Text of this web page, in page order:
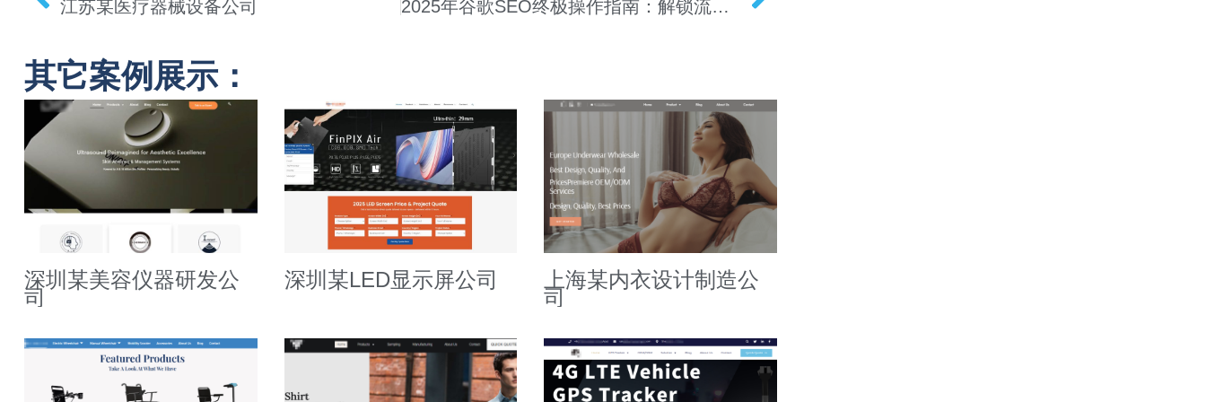
江苏某医疗器械设备公司 2025年谷歌SEO终极操作指南：解锁流量密码
其它案例展示：
深圳某美容仪器研发公
司
深圳某LED显示屏公司 上海某内衣设计制造公
司